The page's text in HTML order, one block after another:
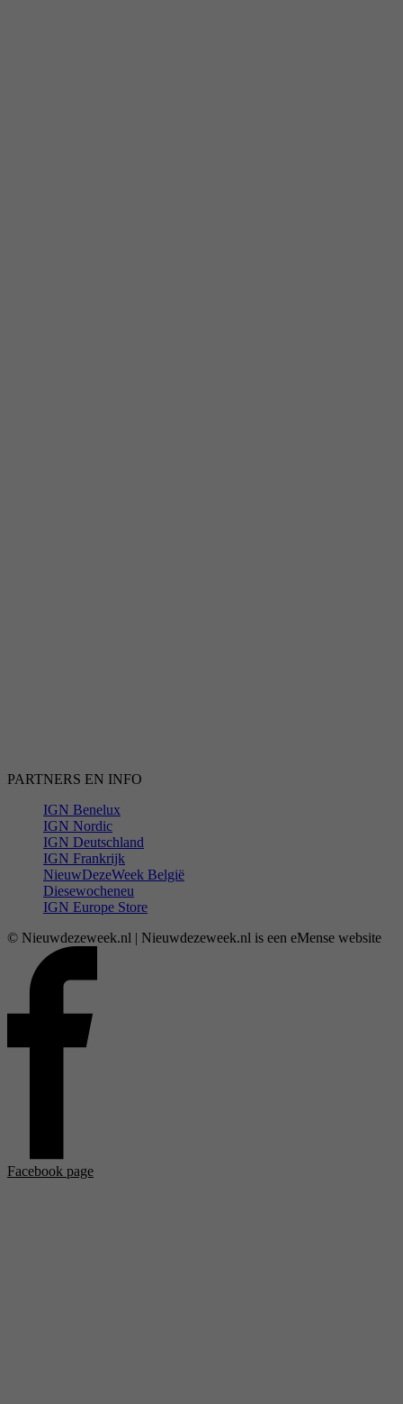
PARTNERS EN INFO
IGN Benelux
IGN Nordic
IGN Deutschland
IGN Frankrijk
NieuwDezeWeek België
Diesewocheneu
IGN Europe Store
© Nieuwdezeweek.nl | Nieuwdezeweek.nl is een eMense website
Facebook page